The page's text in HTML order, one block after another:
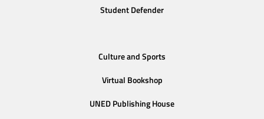
Student Defender
Culture and Sports
Virtual Bookshop
UNED Publishing House